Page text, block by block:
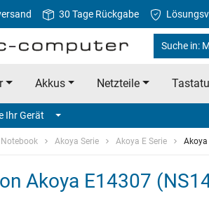
30 Tage Rückgabe
Suche in:
Akkus Netzteile
Ihr Gerät
Notebook Akoya Serie Akoya E Serie Akoya
Akoya E14307